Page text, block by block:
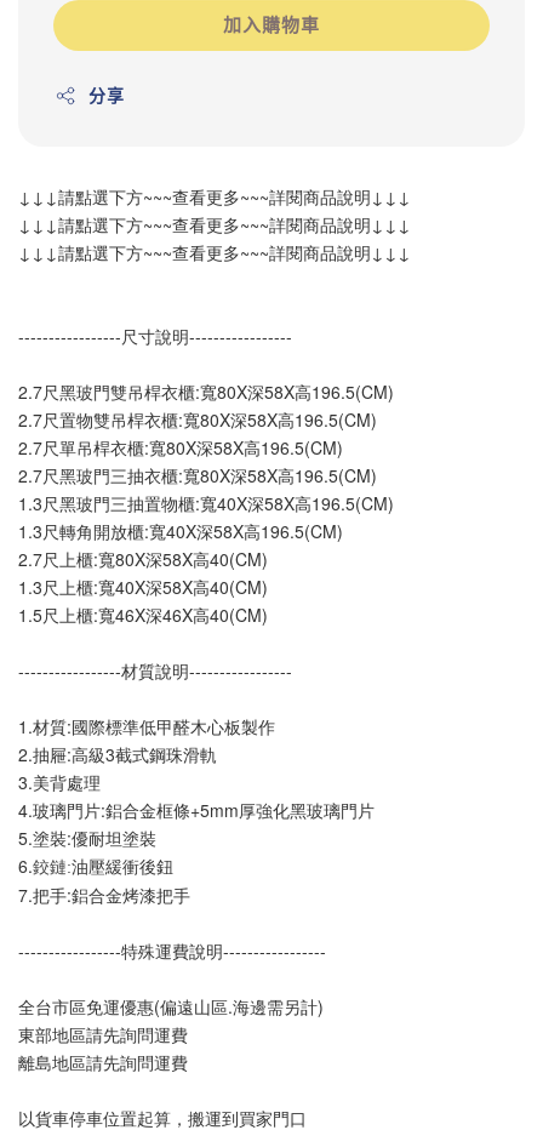
加入購物車
分享
↓↓↓請點選下方~~~查看更多~~~詳閱商品說明↓↓↓
↓↓↓請點選下方~~~查看更多~~~詳閱商品說明↓↓↓
↓↓↓請點選下方~~~查看更多~~~詳閱商品說明↓↓↓
-----------------尺寸說明-----------------
2.7尺黑玻門雙吊桿衣櫃:寬80X深58X高196.5(CM)
2.7尺置物雙吊桿衣櫃:寬80X深58X高196.5(CM)
2.7尺單吊桿衣櫃:寬80X深58X高196.5(CM)
2.7尺黑玻門三抽衣櫃:寬80X深58X高196.5(CM)
1.3尺黑玻門三抽置物櫃:寬40X深58X高196.5(CM)
1.3尺轉角開放櫃:寬40X深58X高196.5(CM)
2.7尺上櫃:寬80X深58X高40(CM)
1.3尺上櫃:寬40X深58X高40(CM)
1.5尺上櫃:寬46X深46X高40(CM)
-----------------材質說明-----------------
1.材質:國際標準低甲醛木心板製作
2.抽屜:高級3截式鋼珠滑軌
3.美背處理
4.玻璃門片:鋁合金框條+5mm厚強化黑玻璃門片
5.塗裝:優耐坦塗裝
6.鉸鏈:油壓緩衝後鈕
7.把手:鋁合金烤漆把手
-----------------特殊運費說明-----------------
全台市區免運優惠(偏遠山區.海邊需另計)
東部地區請先詢問運費
離島地區請先詢問運費
以貨車停車位置起算，搬運到買家門口